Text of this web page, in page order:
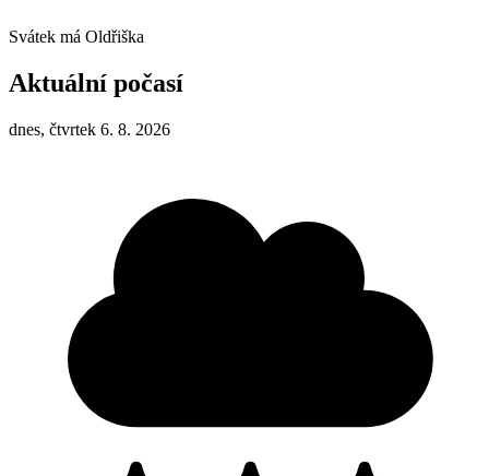
Svátek má Oldřiška
Aktuální počasí
dnes, čtvrtek 6. 8. 2026